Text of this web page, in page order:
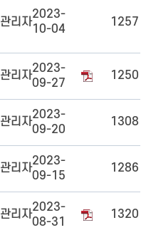
관리자
2023-
10-04
1257
관리자
2023-
09-27
1250
관리자
2023-
09-20
1308
관리자
2023-
09-15
1286
관리자
2023-
08-31
1320